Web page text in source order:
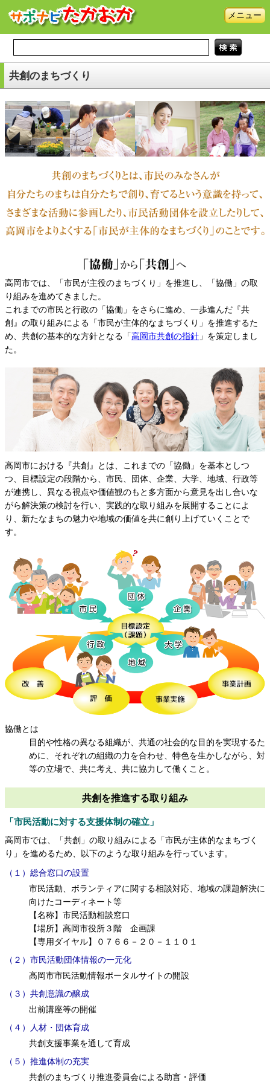
メニュー
共創のまちづくり
高岡市では、「市民が主役のまちづくり」を推進し、「協働」の取
り組みを進めてきました。
これまでの市民と行政の「協働」をさらに進め、一歩進んだ『共
創』の取り組みによる「市民が主体的なまちづくり」を推進するた
め、共創の基本的な方針となる「高岡市共創の指針 」を策定しまし
た。
高岡市における『共創』とは、これまでの「協働」を基本としつ
つ、目標設定の段階から、市民、団体、企業、大学、地域、行政等
が連携し、異なる視点や価値観のもと多方面から意見を出し合いな
がら解決策の検討を行い、実践的な取り組みを展開することによ
り、新たなまちの魅力や地域の価値を共に創り上げていくことで
す。
協働とは
目的や性格の異なる組織が、共通の社会的な目的を実現するた
めに、それぞれの組織の力を合わせ、特色を生かしながら、対
等の立場で、共に考え、共に協力して働くこと。
共創を推進する取り組み
「市民活動に対する支援体制の確立」
高岡市では、「共創」の取り組みによる「市民が主体的なまちづく
り」を進めるため、以下のような取り組みを行っています。
（１）総合窓口の設置
市民活動、ボランティアに関する相談対応、地域の課題解決に
向けたコーディネート等
【名称】市民活動相談窓口
【場所】高岡市役所３階 企画課
【専用ダイヤル】０７６６－２０－１１０１
（２）市民活動団体情報の一元化
高岡市市民活動情報ポータルサイトの開設
（３）共創意識の醸成
出前講座等の開催
（４）人材・団体育成
共創支援事業を通して育成
（５）推進体制の充実
共創のまちづくり推進委員会による助言・評価